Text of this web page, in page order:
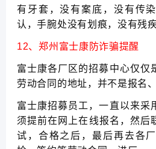
有牙套，没有案底，没有传
认，手腕处没有划痕，没有残疾
12、郑州富士康防诈骗提醒
富士康各厂区的招募中心仅仅
劳动合同的地址，并不是报名
富士康招募员工，一直以来采
须提前在网上在线报名，然后
试，合格之后，最后再去各